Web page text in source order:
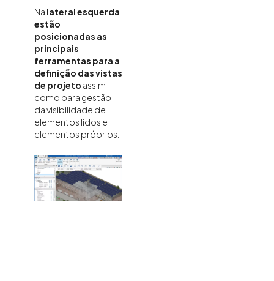
Na lateral esquerda
estão
posicionadas as
principais
ferramentas para a
definição das vistas
de projeto assim
como para gestão
da visibilidade de
elementos lidos e
elementos próprios.